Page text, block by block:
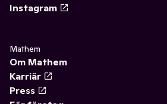
Instagram
Mathem
Om Mathem
Karriär
Press